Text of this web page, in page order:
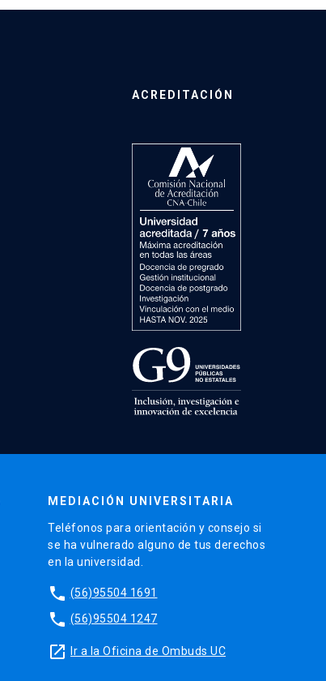
ACREDITACIÓN
MEDIACIÓN UNIVERSITARIA
Teléfonos para orientación y consejo si
se ha vulnerado alguno de tus derechos
en la universidad.
phone (56)95504 1691
phone (56)95504 1247
launch Ir a la Oficina de Ombuds UC